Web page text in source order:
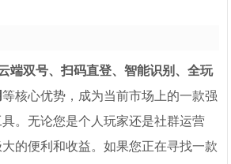
端双号、扫码直登、智能识别、全玩
等核心优势，成为当前市场上的一款强
。无论您是个人玩家还是社群运营
的便利和收益。如果您正在寻找一款